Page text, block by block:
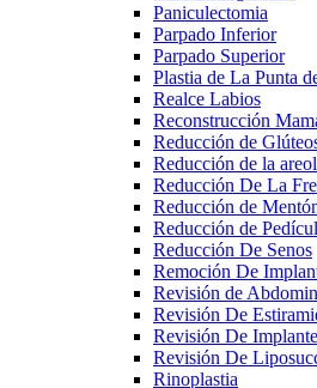
Paniculectomia
Parpado Inferior
Parpado Superior
Plastia de La Punta
Realce Labios
Reconstrucción
Reducción de
Reducción de la
Reducción De La
Reducción de
Reducción de
Reducción De Senos
Remoción De
Revisión de
Revisión De
Revisión De
Revisión De
Rinoplastia